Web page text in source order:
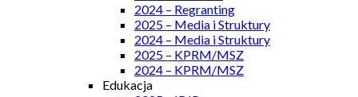
2024 – Regranting
2025 – Media i Struktury
2024 – Media i Struktury
2025 – KPRM/MSZ
2024 – KPRM/MSZ
Edukacja